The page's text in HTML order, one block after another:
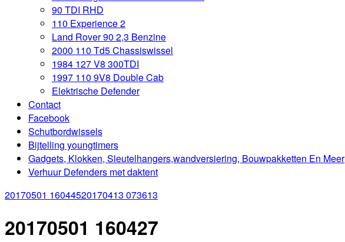
90 TDI RHD
110 Experience 2
Land Rover 90 2,3 Benzine
2000 110 Td5 Chassiswissel
1984 127 V8 300TDI
1997 110 9V8 Double Cab
Elektrische Defender
Contact
Facebook
Schutbordwissels
Bijtelling youngtimers
Gadgets, Klokken, Sleutelhangers,wandversiering, Bouwpakketten En Meer
Verhuur Defenders met daktent
20170501 16044520170413 073613
20170501 160427